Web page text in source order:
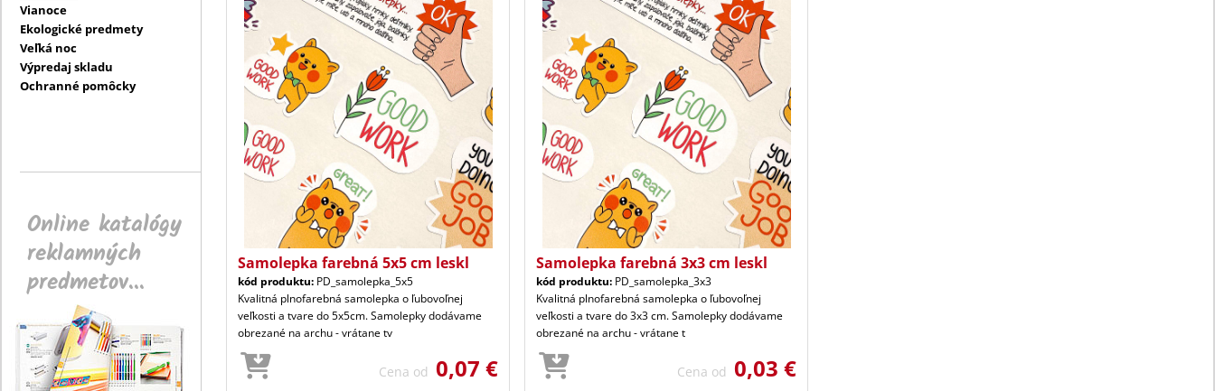
Vianoce
Ekologické predmety
Veľká noc
Výpredaj skladu
Ochranné pomôcky
Online katalógy
reklamných
predmetov...
Samolepka farebná 5x5 cm leskl
kód produktu: PD_samolepka_5x5
Kvalitná plnofarebná samolepka o ľubovoľnej
veľkosti a tvare do 5x5cm. Samolepky dodávame
obrezané na archu - vrátane tv
Cena od 0,07 €
Samolepka farebná 3x3 cm leskl
kód produktu: PD_samolepka_3x3
Kvalitná plnofarebná samolepka o ľubovoľnej
veľkosti a tvare do 3x3 cm. Samolepky dodávame
obrezané na archu - vrátane t
Cena od 0,03 €